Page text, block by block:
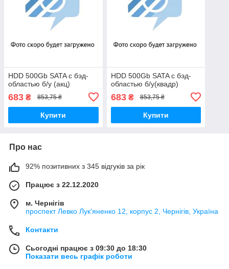
HDD 500Gb SATA с бэд-
областью б/у (акц)
683 ₴ 853,75 ₴
Купити
HDD 500Gb SATA с бэд-
областью б/у(квадр)
683₴ 853,75 ₴
Купити
Про нас
92% позитивних з 345 відгуків за рік
Працює з 22.12.2020
м. Чернігів
проспект Левко Лук'яненко 12, корпус 2, Чернігів, Україна
Контакти
Сьогодні працює з 09:30 до 18:30
Показати весь графік роботи